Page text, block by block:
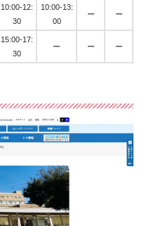
10:00-12:
30
10:00-13:
00
ー ー
15:00-17:
30
ー ー ー